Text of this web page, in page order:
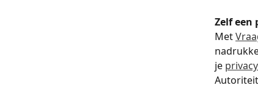
Zelf een
Met
je